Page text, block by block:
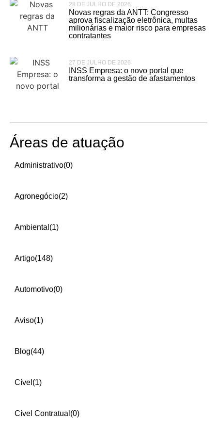
28 DE JULHO DE 2026
Novas regras da ANTT: Congresso
aprova fiscalização eletrônica, multas
milionárias e maior risco para empresas
contratantes
27 DE JULHO DE 2026
INSS Empresa: o novo portal que
transforma a gestão de afastamentos
Áreas de atuação
Administrativo(0)
Agronegócio(2)
Ambiental (1)
Artigo(148)
Automotivo(0)
Aviso(1)
Blog(44)
Cível (1)
Cível Contratual (0)